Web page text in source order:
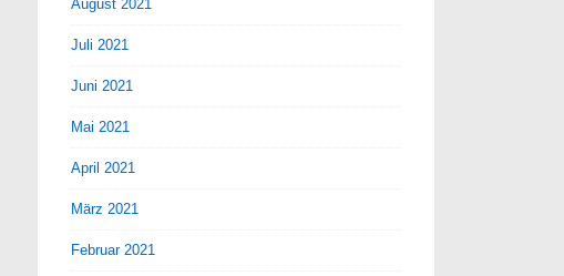
August 2021
Juli 2021
Juni 2021
Mai 2021
April 2021
März 2021
Februar 2021